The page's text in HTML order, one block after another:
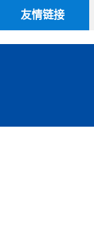
友情链接